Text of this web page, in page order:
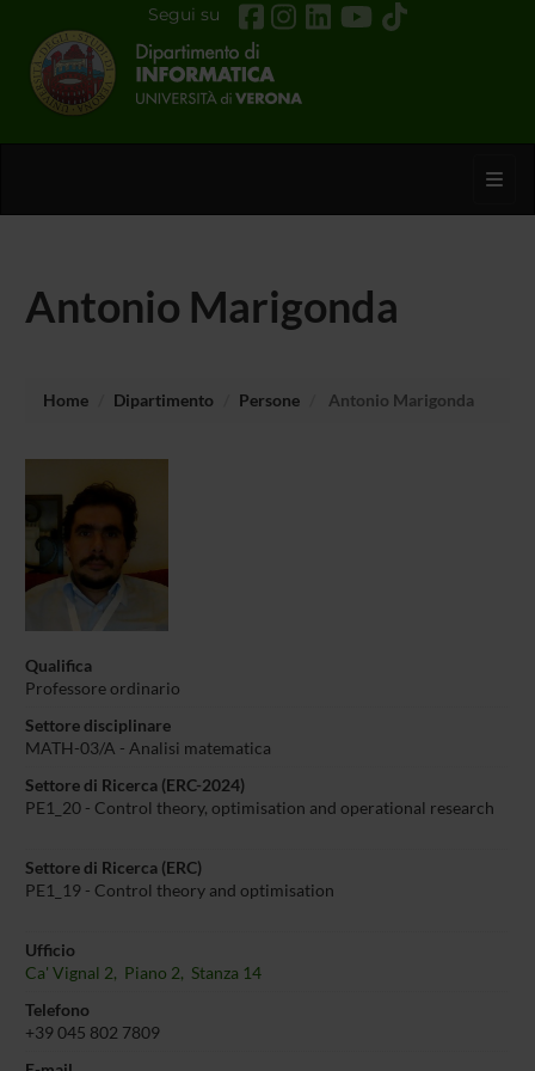
Segui su
Antonio Marigonda
Home Dipartimento Persone Antonio Marigonda
Qualifica
Professore ordinario
Settore disciplinare
MATH-03/A - Analisi matematica
Settore di Ricerca (ERC-2024)
PE1_20 - Control theory, optimisation and operational research
Settore di Ricerca (ERC)
PE1_19 - Control theory and optimisation
Ufficio
Ca' Vignal 2, Piano 2, Stanza 14
Telefono
+39 045 802 7809